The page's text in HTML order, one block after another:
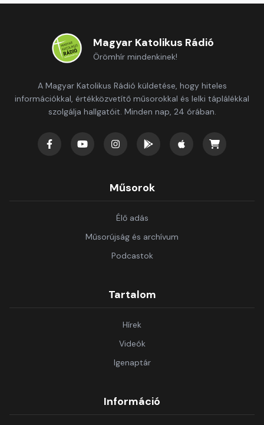
Magyar Katolikus Rádió
Örömhír mindenkinek!
A Magyar Katolikus Rádió küldetése, hogy hiteles
információkkal, értékközvetítő műsorokkal és lelki táplálékkal
szolgálja hallgatóit. Minden nap, 24 órában.
Műsorok
Élő adás
Műsorújság és archívum
Podcastok
Tartalom
Hírek
Videók
Igenaptár
Információ